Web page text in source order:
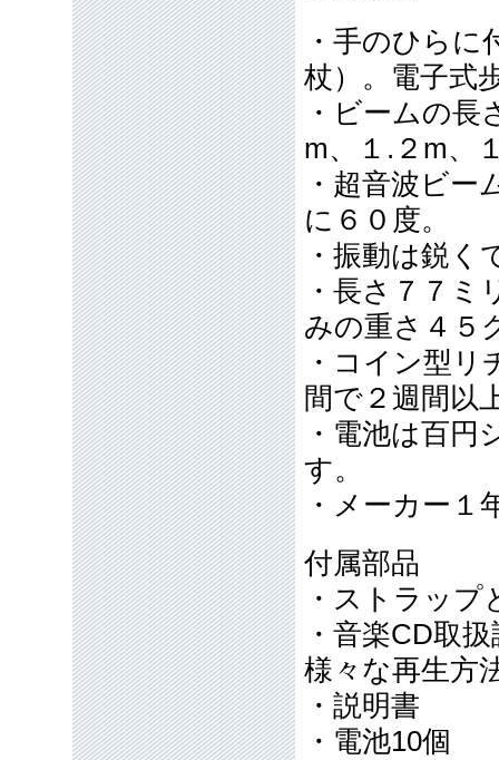
・手のひら
杖）。電子式
・ビームの長
m、１.２m、
・超音波ビー
に６０度。
・振動は鋭
・長さ７７ミ
みの重さ４５
・コイン型リ
間で２週間以
・電池は百
す。
・メーカー１
付属部品
・ストラッ
・音楽CD取
様々な再生方
・説明書
・電池10個